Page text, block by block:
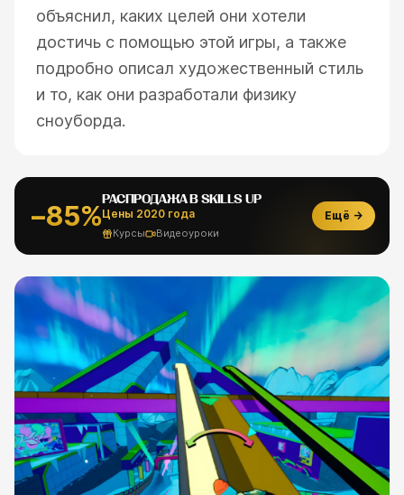
объяснил, каких целей они хотели
достичь с помощью этой игры, а также
подробно описал художественный стиль
и то, как они разработали физику
сноуборда.
−85%
РАСПРОДАЖА В SKILLS UP
Цены 2020 года
Курсы Видеоуроки
Ещё →